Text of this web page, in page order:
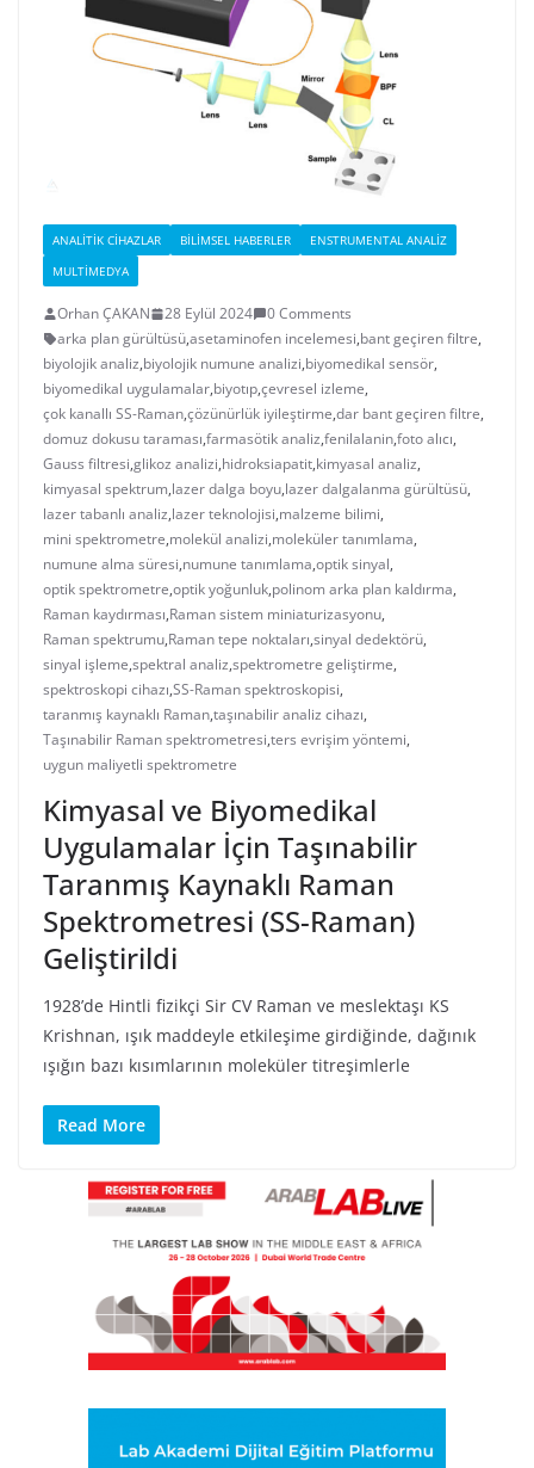
ANALITIK CIHAZLAR BILIMSEL HABERLER
ENSTRUMENTAL ANALIZ
MULTIMEDYA
Orhan ÇAKAN 28 Eylül 2024
0 Comments
arka plan gürültüsü,asetaminofen incelemesi,bant geçiren filtre,
biyolojik analiz,biyolojik numune analizi,biyomedikal sensör,
biyomedikal uygulamalar,biyotıp,çevresel izleme,
çok kanallı SS-Raman,çözünürlük iyileştirme,dar bant geçiren filtre,
domuz dokusu taraması,farmasötik analiz,fenilalanin,foto alıcı,
Gauss filtresi,glikoz analizi,hidroksiapatit,kimyasal analiz,
kimyasal spektrum,lazer dalga boyu,lazer dalgalanma gürültüsü,
lazer tabanlı analiz,lazer teknolojisi,malzeme bilimi,
mini spektrometre,molekül analizi,moleküler tanımlama,
numune alma süresi,numune tanımlama,optik sinyal,
optik spektrometre,optik yoğunluk,polinom arka plan kaldırma,
Raman kaydırması,Raman sistem miniaturizasyonu,
Raman spektrumu,Raman tepe noktaları,sinyal dedektörü,
sinyal işleme,spektral analiz,spektrometre geliştirme,
spektroskopi cihazı,SS-Raman spektroskopisi,
taranmış kaynaklı Raman,taşınabilir analiz cihazı,
Taşınabilir Raman spektrometresi,ters evrişim yöntemi,
uygun maliyetli spektrometre
Kimyasal ve Biyomedikal
Uygulamalar İçin Taşınabilir
Taranmış Kaynaklı Raman
Spektrometresi (SS-Raman)
Geliştirildi
1928’de Hintli fizikçi Sir CV Raman ve meslektaşı KS
Krishnan, ışık maddeyle etkileşime girdiğinde, dağınık
ışığın bazı kısımlarının moleküler titreşimlerle
Read More